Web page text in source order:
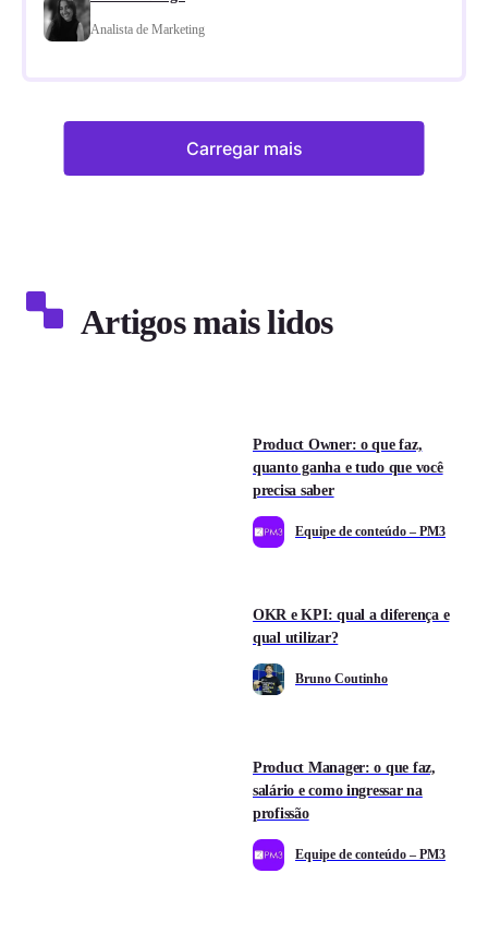
Analista de Marketing
Carregar mais
Artigos mais lidos
Product Owner: o que faz,
quanto ganha e tudo que você
precisa saber
Equipe de conteúdo – PM3
OKR e KPI: qual a diferença e
qual utilizar?
Bruno Coutinho
Product Manager: o que faz,
salário e como ingressar na
profissão
Equipe de conteúdo – PM3